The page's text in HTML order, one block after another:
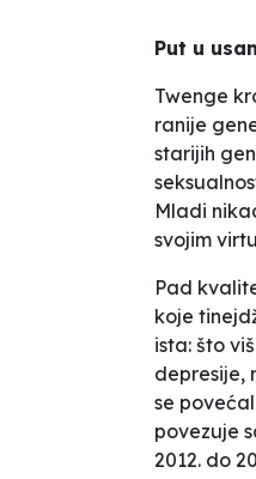
Put u
Twenge
ranije
starijih
Mladi
svojim
Pad
koje
ista: što
depresije,
se
povezuje
2012. do